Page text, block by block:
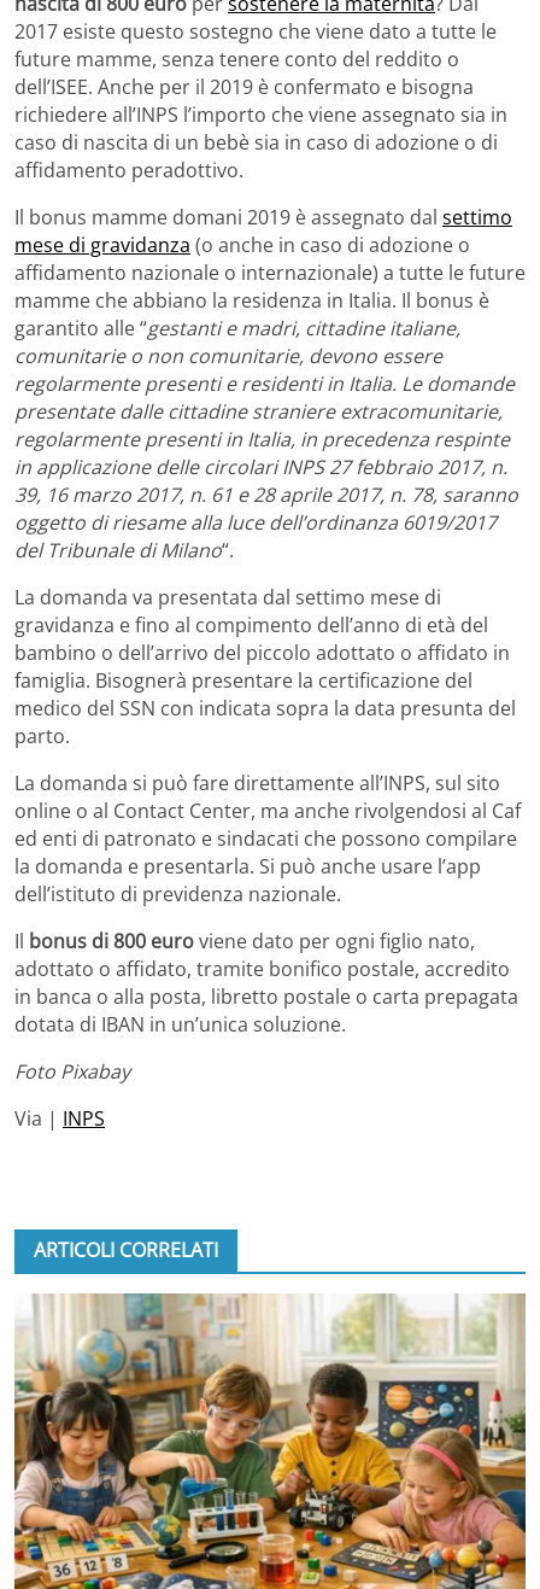
2017 esiste questo sostegno che viene dato a tutte le
future mamme, senza tenere conto del reddito o
dell’ISEE. Anche per il 2019 è confermato e bisogna
richiedere all’INPS l’importo che viene assegnato sia in
caso di nascita di un bebè sia in caso di adozione o di
affidamento peradottivo.
Il bonus mamme domani 2019 è assegnato dal settimo
mese di gravidanza (o anche in caso di adozione o
affidamento nazionale o internazionale) a tutte le future
mamme che abbiano la residenza in Italia. Il bonus è
garantito alle “gestanti e madri, cittadine italiane,
comunitarie o non comunitarie, devono essere
regolarmente presenti e residenti in Italia. Le domande
presentate dalle cittadine straniere extracomunitarie,
regolarmente presenti in Italia, in precedenza respinte
in applicazione delle circolari INPS 27 febbraio 2017, n.
39, 16 marzo 2017, n. 61 e 28 aprile 2017, n. 78, saranno
oggetto di riesame alla luce dell’ordinanza 6019/2017
del Tribunale di Milano“.
La domanda va presentata dal settimo mese di
gravidanza e fino al compimento dell’anno di età del
bambino o dell’arrivo del piccolo adottato o affidato in
famiglia. Bisognerà presentare la certificazione del
medico del SSN con indicata sopra la data presunta del
parto.
La domanda si può fare direttamente all’INPS, sul sito
online o al Contact Center, ma anche rivolgendosi al Caf
ed enti di patronato e sindacati che possono compilare
la domanda e presentarla. Si può anche usare l’app
dell’istituto di previdenza nazionale.
Il bonus di 800 euroviene dato per ogni figlio nato,
adottato o affidato, tramite bonifico postale, accredito
in banca o alla posta, libretto postale o carta prepagata
dotata di IBAN in un’unica soluzione.
Foto Pixabay
Via | INPS
ARTICOLI CORRELATI